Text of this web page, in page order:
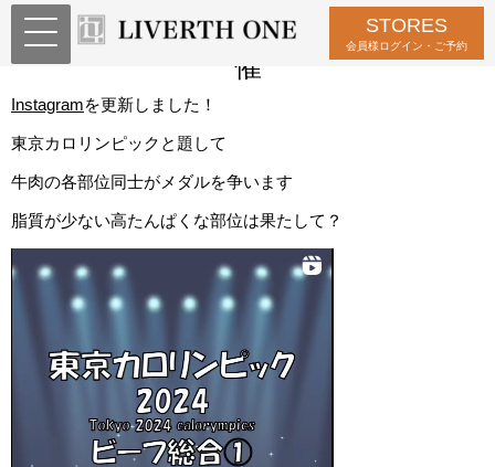
STORES
会員様ログイン・ご予約
オリンピックならぬカロリンピック開
催
Instagramを更新しました！
東京カロリンピックと題して
牛肉の各部位同士がメダルを争います
脂質が少ない高たんぱくな部位は果たして？